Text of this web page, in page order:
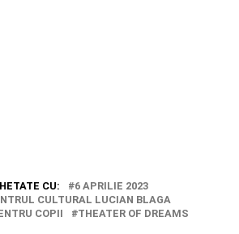
CU:
6 APRILIE 2023
CULTURAL LUCIAN BLAGA
COPII THEATER OF DREAMS